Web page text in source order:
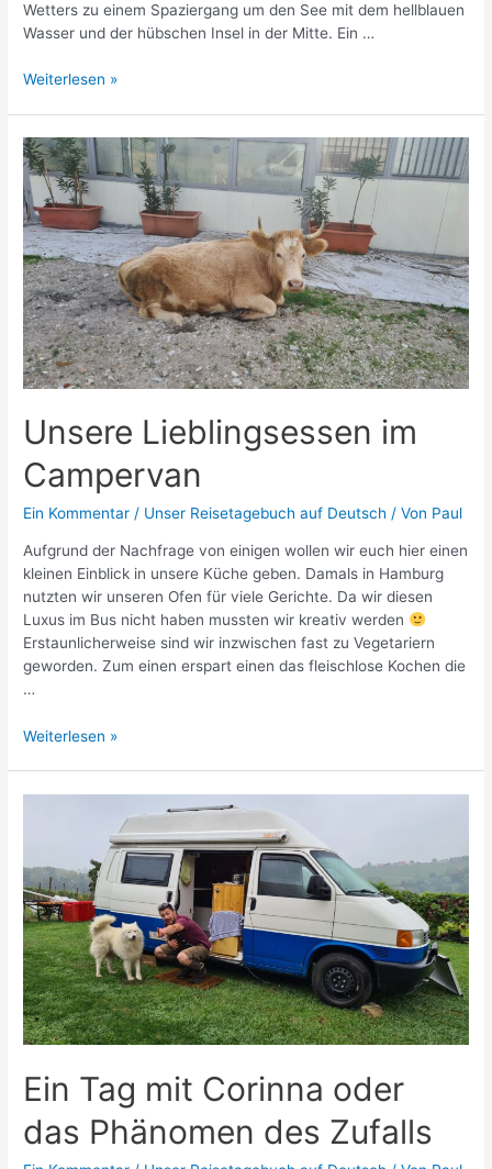
Wetters zu einem Spaziergang um den See mit dem hellblauen
Wasser und der hübschen Insel in der Mitte. Ein …
Unsere
Anett…
Weiterlesen »
Unsere Lieblingsessen im
Campervan
Ein Kommentar / Unser Reisetagebuch auf Deutsch / Von Paul
Aufgrund der Nachfrage von einigen wollen wir euch hier einen
kleinen Einblick in unsere Küche geben. Damals in Hamburg
nutzten wir unseren Ofen für viele Gerichte. Da wir diesen
Luxus im Bus nicht haben mussten wir kreativ werden
Erstaunlicherweise sind wir inzwischen fast zu Vegetariern
geworden. Zum einen erspart einen das fleischlose Kochen die
…
Unsere
Weiterlesen »
Ein Tag mit Corinna oder
das Phänomen des Zufalls